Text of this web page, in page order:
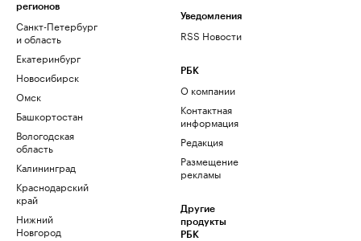
регионов
Санкт-Петербург
и область
Екатеринбург
Новосибирск
Омск
Башкортостан
Вологодская
область
Калининград
Краснодарский
край
Нижний
Новгород
Уведомления
RSS Новости
РБК
О компании
Контактная
информация
Редакция
Размещение
рекламы
Другие
продукты
РБК